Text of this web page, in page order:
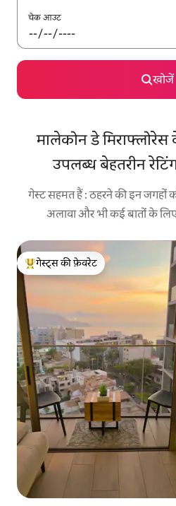
चेक आउट
खोजें
मालेकोन डे मिराफ्लोरेस
उपलब्ध बेहतरीन
गेस्ट सहमत हैं : ठहरने की इन
अलावा और भी कई बातों के
गेस्ट्स का टॉप फ़ेवरेट
गेस्ट्स की फ़ेवरेट